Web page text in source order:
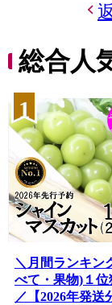
総合人
1
＼月間ランキン
べて・果物)１位
／【2026年発送